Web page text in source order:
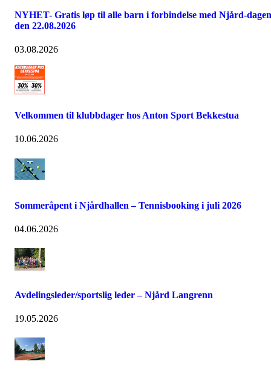
NYHET- Gratis løp til alle barn i forbindelse med Njård-dagen
den 22.08.2026
03.08.2026
Velkommen til klubbdager hos Anton Sport Bekkestua
10.06.2026
Sommeråpent i Njårdhallen – Tennisbooking i juli 2026
04.06.2026
Avdelingsleder/sportslig leder – Njård Langrenn
19.05.2026